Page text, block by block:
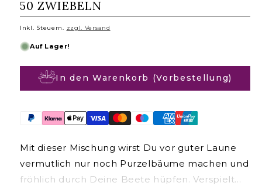
50 ZWIEBELN
m
r
P
s
Inkl. Steuern. zzgl. Versand
Auf Lager!
In den Warenkorb (Vorbestellung)
Mit dieser Mischung wirst Du vor guter Laune
vermutlich nur noch Purzelbäume machen und
fröhlich durch Deine Beete hüpfen. Verspielt